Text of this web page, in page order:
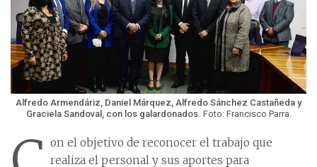
Alfredo Armendáriz, Daniel Márquez, Alfredo Sánchez Castañeda y
Graciela Sandoval, con los galardonados. Foto: Francisco Parra.
on el objetivo de reconocer el trabajo que
realiza el personal y sus aportes para